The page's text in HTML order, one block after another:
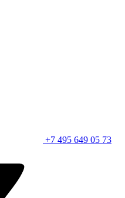
+7 495 649 05 73